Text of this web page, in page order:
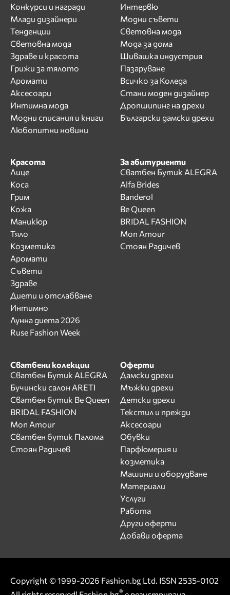
Конкурси и награди
Млади дизайнери
Тенденции
Световна мода
Здраве и красота
Грижи за тялото
Аромати
Аксесоари
Интимна мода
Модни списания и книги
Любопитни новини
Интервю
Модни съвети
Световна мода
Мода за дома
Шивашка индустрия
Пазаруване
Всичко за Коледа
Стани моден дизайнер
Дропшипинг на дрехи
Български дамски дрехи
Красота
Лице
Коса
Грим
Кожа
Маникюр
Тяло
Козметика
Аромати
Съвети
Здраве
Диети и отслабване
Интимно
Лунна диета 2026
Ruse Fashion Week
За абитуриенти
Сватбен Бутик ALEGRA
Alfa Brides
Banderol
Be Queen
BRIDAL FASHION
Mon Amour
Стоян Радичев
Сватбени колекции
Сватбен Бутик ALEGRA
Бучински салон ARETI
Сватбен бутик Be Queen
BRIDAL FASHION
Mon Amour
Сватбен бутик Палома
Стоян Радичев
Оферти
Дамски дрехи
Мъжки дрехи
Детски дрехи
Текстил и прежди
Аксесоари
Обувки
Парфюмерия и
козметика
Машини и оборудване
Материали
Услуги
Работа
Други оферти
Добави оферта
Copyright © 1999-2026 Fashion.bg Ltd. ISSN 2535-0102
®